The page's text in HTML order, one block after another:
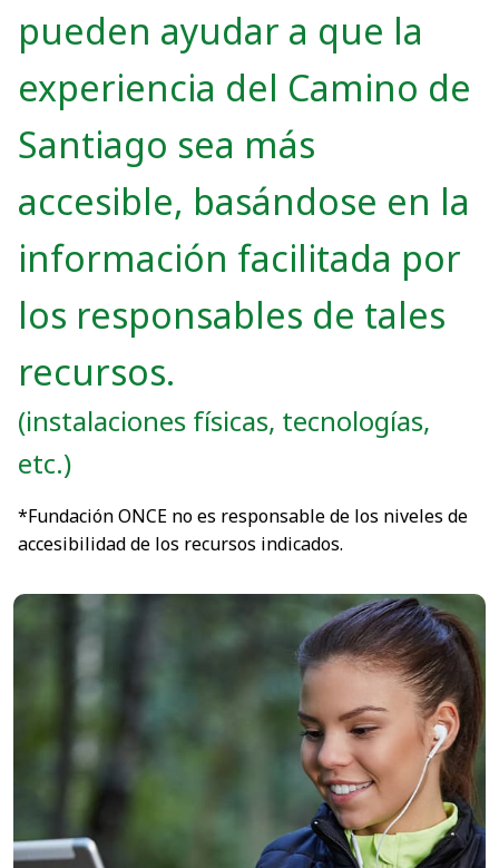
pueden ayudar a que la
experiencia del Camino de
Santiago sea más
accesible, basándose en la
información facilitada por
los responsables de tales
recursos.
(instalaciones físicas, tecnologías,
etc.)
*Fundación ONCE no es responsable de los niveles de
accesibilidad de los recursos indicados.